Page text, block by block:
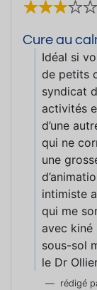
Cure au
Idéal si
de petits
syndicat
activités
d’une
qui ne
une
intimiste
qui me
avec kiné
sous-sol
le Dr
rédigé